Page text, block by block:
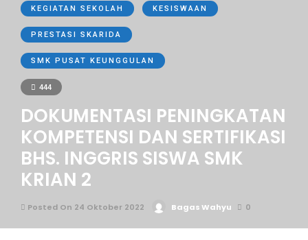
KEGIATAN SEKOLAH KESISWAAN
PRESTASI SKARIDA
SMK PUSAT KEUNGGULAN
444
DOKUMENTASI PENINGKATAN
KOMPETENSI DAN SERTIFIKASI
BHS. INGGRIS SISWA SMK
KRIAN 2
Posted On 24 Oktober 2022 Bagas Wahyu 0